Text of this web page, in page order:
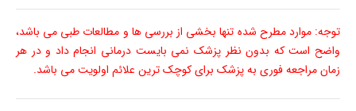
توجه: موارد مطرح شده تنها بخشی از بررسی ها و مطالعات طبی می باشد،
واضح است که بدون نظر پزشک نمی بایست درمانی انجام داد و در هر
زمان مراجعه فوری به پزشک برای کوچک ترین علائم اولویت می باشد.